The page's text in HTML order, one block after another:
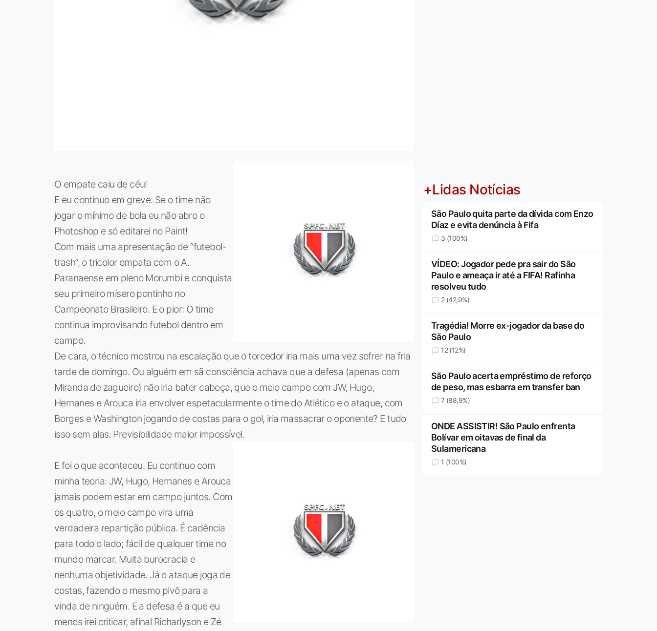
O empate caiu de céu!
E eu continuo em greve: Se o time não
jogar o mínimo de bola eu não abro o
Photoshop e só editarei no Paint!
Com mais uma apresentação de “futebol-
trash”, o tricolor empata com o A.
Paranaense em pleno Morumbi e conquista
seu primeiro mísero pontinho no
Campeonato Brasileiro. E o pior: O time
continua improvisando futebol dentro em
campo.
De cara, o técnico mostrou na escalação que o torcedor iria mais uma vez sofrer na fria
tarde de domingo. Ou alguém em sã consciência achava que a defesa (apenas com
Miranda de zagueiro) não iria bater cabeça, que o meio campo com JW, Hugo,
Hernanes e Arouca iria envolver espetacularmente o time do Atlético e o ataque, com
Borges e Washington jogando de costas para o gol, iria massacrar o oponente? E tudo
isso sem alas. Previsibilidade maior impossível.
E foi o que aconteceu. Eu continuo com
minha teoria: JW, Hugo, Hernanes e Arouca
jamais podem estar em campo juntos. Com
os quatro, o meio campo vira uma
verdadeira repartição pública. É cadência
para todo o lado; fácil de qualquer time no
mundo marcar. Muita burocracia e
nenhuma objetividade. Já o ataque joga de
costas, fazendo o mesmo pivô para a
vinda de ninguém. E a defesa é a que eu
menos irei criticar, afinal Richarlyson e Zé
+Lidas Notícias
São Paulo quita parte da dívida com Enzo
Díaz e evita denúncia à Fifa
3 (100%)
VÍDEO: Jogador pede pra sair do São
Paulo e ameaça ir até a FIFA! Rafinha
resolveu tudo
2 (42,9%)
Tragédia! Morre ex-jogador da base do
São Paulo
12 (12%)
São Paulo acerta empréstimo de reforço
de peso, mas esbarra em transfer ban
7 (88,9%)
ONDE ASSISTIR! São Paulo enfrenta
Bolívar em oitavas de final da
Sulamericana
1 (100%)